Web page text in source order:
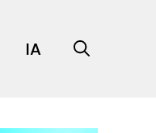
IA